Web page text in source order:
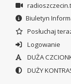
Biuletyn
Posłuchaj
Logowanie
DUŻA
DUŻY